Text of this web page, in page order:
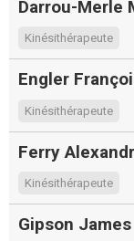
Darrou-Merle
Kinésithérapeute
Engler
Kinésithérapeute
Ferry
Kinésithérapeute
Gipson James